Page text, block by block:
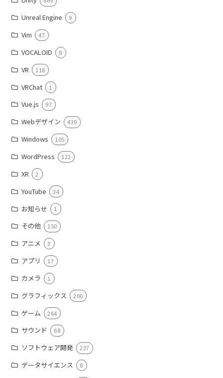
Unreal Engine 9
Vim 47
VOCALOID 8
VR 118
VRChat 1
Vue.js 97
Webデザイン 439
Windows 105
WordPress 122
XR 2
YouTube 34
お知らせ 1
その他 150
アニメ 3
アプリ 17
カメラ 1
グラフィックス 200
ゲーム 264
サウンド 68
ソフトウェア開発 237
データサイエンス 8